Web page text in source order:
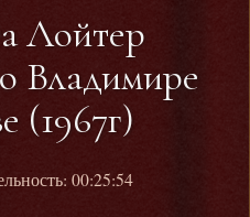
Лойтер
Владимире
(1967г)
00:25:54